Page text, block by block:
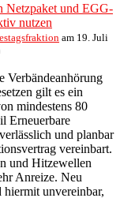
Netzpaket und EGG-
nutzen
am 19. Juli
Verbändeanhörung
gilt es ein
mindestens 80
Erneuerbare
und planbar
vereinbart.
und Hitzewellen
Anreize. Neu
hiermit unvereinbar,